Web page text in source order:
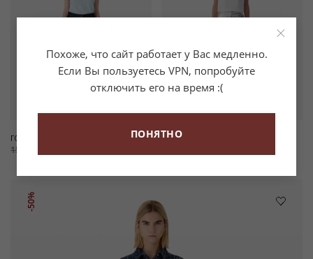
ГОЛУБОЙ ТОП GLORIANA
15 900 ₽
БРЮКИ-КЭРРОТ ИЗ СЕРЕБРИСТОЙ
128 900 ₽
-50%
×
Похоже, что сайт работает у Вас медленно.
Если Вы пользуетесь VPN, попробуйте
отключить его на время :(
ПОНЯТНО